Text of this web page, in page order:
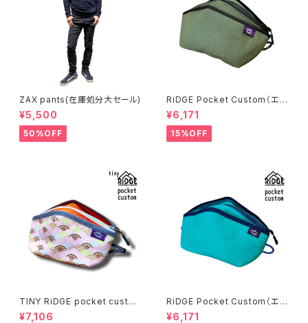
ZAX pants(在庫処分大セール)
¥5,500
50%OFF
RiDGE Pocket Custom（エバ
ーグリーン）
¥6,171
15%OFF
TINY RiDGE pocket custo
m（和柄文鳥）
¥7,106
RiDGE Pocket Custom（エメ
ラルド）
¥6,171